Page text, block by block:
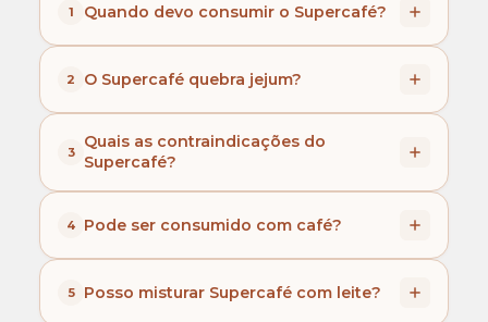
1 Quando devo consumir o Supercafé?
orientação profissional.
2 O Supercafé quebra jejum?
Sim, embora o Supercafé seja baixo em calorias,
há um aporte nutricional que interfere no jejum.
Contudo, é uma forma interessante de quebrar
3
Quais as contraindicações do
Supercafé?
4 Pode ser consumido com café?
com o modo de preparo, para garantir o sabor
5 Posso misturar Supercafé com leite?